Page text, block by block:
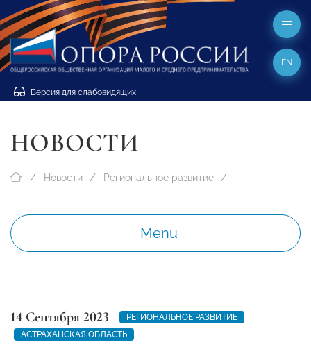
Версия для слабовидящих
EN
НОВОСТИ
Новости Региональное развитие
Menu
14 Сентября 2023
РЕГИОНАЛЬНОЕ РАЗВИТИЕ
АСТРАХАНСКАЯ ОБЛАСТЬ